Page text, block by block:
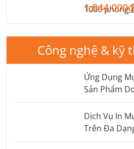
1000 phong
1,944,000₫
Công nghệ & kỹ
Ứng Dụng
Sản Phẩm
Dịch Vụ In
Trên Đa